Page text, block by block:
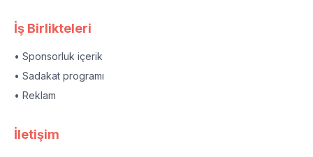
İş Birlikteleri
• Sponsorluk içerik
• Sadakat programı
• Reklam
İletişim